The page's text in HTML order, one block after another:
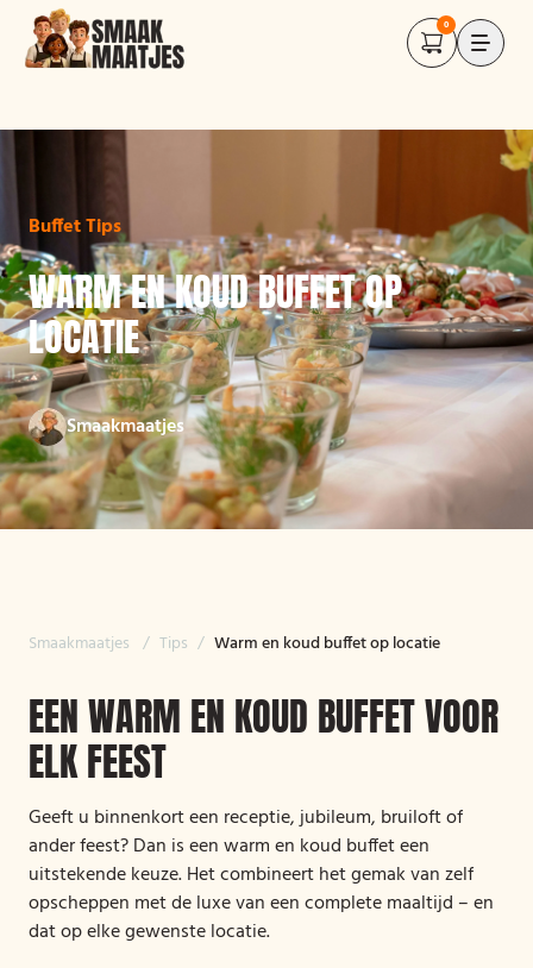
0
Buffet Tips
WARM EN KOUD BUFFET OP
LOCATIE
Smaakmaatjes
Smaakmaatjes / Tips / Warm en koud buffet op locatie
EEN WARM EN KOUD BUFFET VOOR
ELK FEEST
Geeft u binnenkort een receptie, jubileum, bruiloft of
ander feest? Dan is een warm en koud buffet een
uitstekende keuze. Het combineert het gemak van zelf
opscheppen met de luxe van een complete maaltijd – en
dat op elke gewenste locatie.